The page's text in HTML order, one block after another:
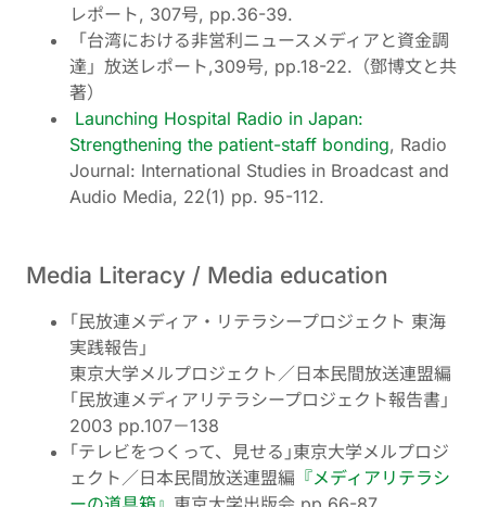
レポート, 307号, pp.36-39.
「台湾における非営利ニュースメディアと資金調
達」放送レポート,309号, pp.18-22.（鄧博文と共
著）
Launching Hospital Radio in Japan:
Strengthening the patient-staff bonding, Radio
Journal: International Studies in Broadcast and
Audio Media, 22(1) pp. 95-112.
Media Literacy / Media education
｢民放連メディア・リテラシープロジェクト 東海
実践報告｣
東京大学メルプロジェクト／日本民間放送連盟編
｢民放連メディアリテラシープロジェクト報告書｣
2003 pp.107－138
｢テレビをつくって、見せる｣東京大学メルプロジ
ェクト／日本民間放送連盟編 『メディアリテラシ